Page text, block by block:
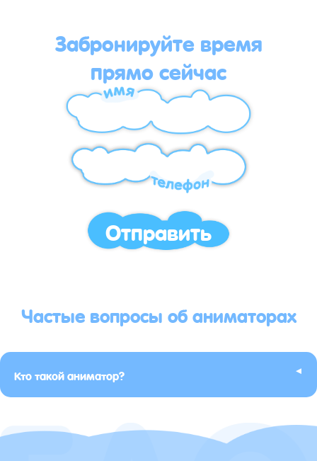
Забронируйте время
прямо сейчас
Отправить
Частые вопросы об аниматорах
Кто такой аниматор? ▸